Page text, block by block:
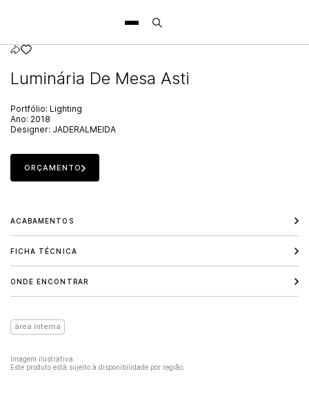
Luminária De Mesa Asti
Portfólio: Lighting
Ano: 2018
Designer: JADERALMEIDA
ORÇAMENTO
ACABAMENTOS
FICHA TÉCNICA
ONDE ENCONTRAR
área interna
Imagem ilustrativa.
Este produto está sujeito à disponibilidade por região.